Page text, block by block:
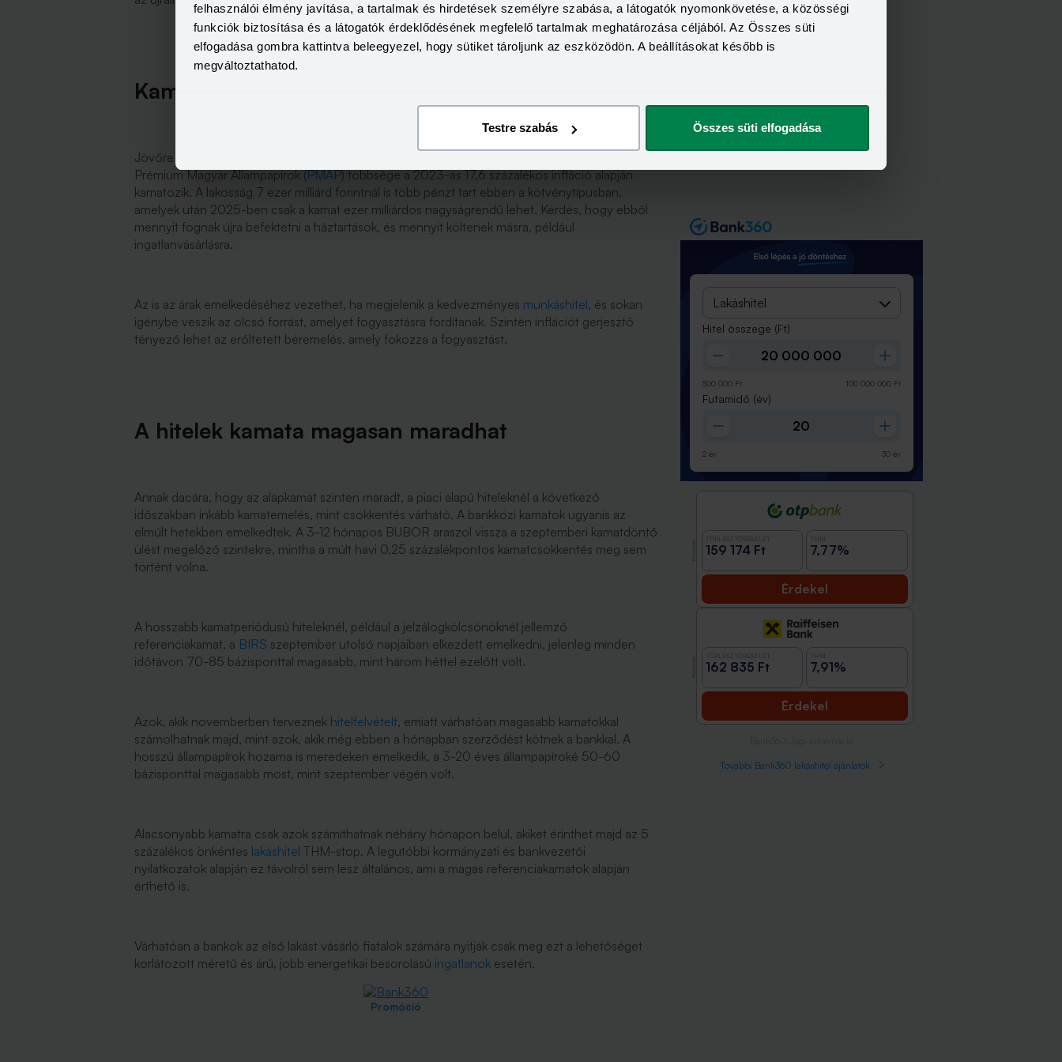
felhasználói élmény javítása, a tartalmak és hirdetések személyre szabása, a látogatók nyomonkövetése, a közösségi
funkciók biztosítása és a látogatók érdeklődésének megfelelő tartalmak meghatározása céljából. Az Összes süti
elfogadása gombra kattintva beleegyezel, hogy sütiket tároljunk az eszközödön. A beállításokat később is
megváltoztathatod.
Testre szabás Összes süti elfogadása
Kamatok, munkáshitel, béremelés
Jövőre emellett rekord összegű kamatot fizethet az állam a lakossági állampapírokra, miután a
Prémium Magyar Állampapírok (PMÁP) többsége a 2023-as 17,6 százalékos infláció alapján
kamatozik. A lakosság 7 ezer milliárd forintnál is több pénzt tart ebben a kötvénytípusban,
amelyek után 2025-ben csak a kamat ezer milliárdos nagyságrendű lehet. Kérdés, hogy ebből
mennyit fognak újra befektetni a háztartások, és mennyit költenek másra, például
ingatlanvásárlásra.
Az is az árak emelkedéséhez vezethet, ha megjelenik a kedvezményes munkáshitel, és sokan
igénybe veszik az olcsó forrást, amelyet fogyasztásra fordítanak. Szintén inflációt gerjesztő
tényező lehet az erőltetett béremelés, amely fokozza a fogyasztást.
A hitelek kamata magasan maradhat
Annak dacára, hogy az alapkamat szinten maradt, a piaci alapú hiteleknél a következő
időszakban inkább kamatemelés, mint csökkentés várható. A bankközi kamatok ugyanis az
elmúlt hetekben emelkedtek. A 3-12 hónapos BUBOR araszol vissza a szeptemberi kamatdöntő
ülést megelőző szintekre, mintha a múlt havi 0,25 százalékpontos kamatcsökkentés meg sem
történt volna.
A hosszabb kamatperiódusú hiteleknél, például a jelzálogkölcsönöknél jellemző
referenciakamat, a BIRS szeptember utolsó napjaiban elkezdett emelkedni, jelenleg minden
időtávon 70-85 bázisponttal magasabb, mint három héttel ezelőtt volt.
Azok, akik novemberben terveznek hitelfelvételt, emiatt várhatóan magasabb kamatokkal
számolhatnak majd, mint azok, akik még ebben a hónapban szerződést kötnek a bankkal. A
hosszú állampapírok hozama is meredeken emelkedik, a 3-20 éves állampapíroké 50-60
bázisponttal magasabb most, mint szeptember végén volt.
Alacsonyabb kamatra csak azok számíthatnak néhány hónapon belül, akiket érinthet majd az 5
százalékos önkéntes lakáshitel THM-stop. A legutóbbi kormányzati és bankvezetői
nyilatkozatok alapján ez távolról sem lesz általános, ami a magas referenciakamatok alapján
érthető is.
Várhatóan a bankok az első lakást vásárló fiatalok számára nyitják csak meg ezt a lehetőséget
korlátozott méretű és árú, jobb energetikai besorolású ingatlanok esetén.
Promóció
Lakáshitel
Hitel összege (Ft)
500 000 Ft 100 000 000 Ft
Futamidő (év)
2 év 30 év
159 174 Ft 7,77%
Érdekel
162 835 Ft 7,91%
Érdekel
További Bank360 lakáshitel ajánlatok